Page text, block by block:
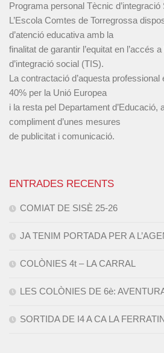
Programa personal Tècnic d’integració
L’Escola Comtes de Torregrossa
d’atenció educativa amb la
finalitat de garantir l’equitat en l’accés
d’integració social (TIS).
La contractació d’aquesta
40% per la Unió Europea
i la resta pel Departament d’Educació,
compliment d’unes mesures
de publicitat i comunicació.
ENTRADES RECENTS
COMIAT DE SISÈ 25-26
JA TENIM PORTADA PER A
COLÒNIES 4t – LA CARRAL
LES COLÒNIES DE 6è:
SORTIDA DE I4 A CA LA